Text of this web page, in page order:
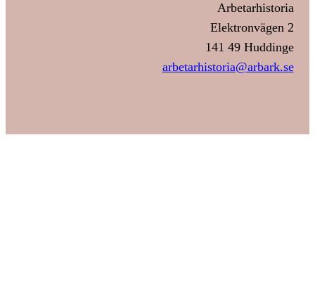
Arbetarhistoria
Elektronvägen 2
141 49 Huddinge
arbetarhistoria@arbark.se